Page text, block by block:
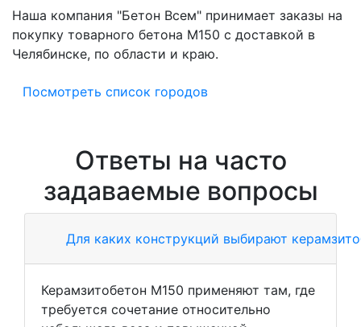
Наша компания "Бетон Всем" принимает заказы на
покупку товарного бетона M150 с доставкой в
Челябинске, по области и краю.
Посмотреть список городов
Ответы на часто
задаваемые вопросы
Для каких конструкций выбирают
Керамзитобетон М150 применяют там, где
требуется сочетание относительно